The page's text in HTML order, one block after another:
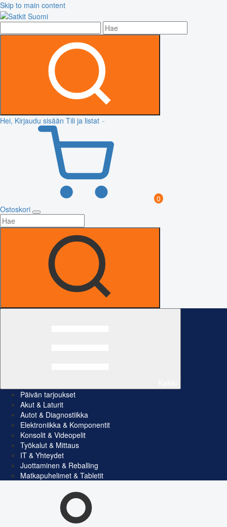
Skip to main content
Hei, Kirjaudu sisään Tili ja listat
0
Ostoskori
Päivän tarjoukset
Akut & Laturit
Autot & Diagnostiikka
Elektroniikka & Komponentit
Konsolit & Videopelit
Työkalut & Mittaus
IT & Yhteydet
Juottaminen & Reballing
Matkapuhelimet & Tabletit